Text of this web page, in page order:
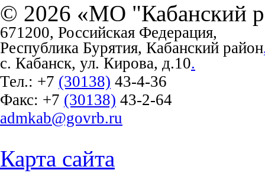
© 2026 «МО "Кабанский
671200, Российская Федерация,
Республика Бурятия, Кабанский район
с. Кабанск, ул. Кирова, д.10.
Тел.: +7 (30138) 43-4-36
Факс: +7 (30138) 43-2-64
admkab@govrb.ru
Карта сайта